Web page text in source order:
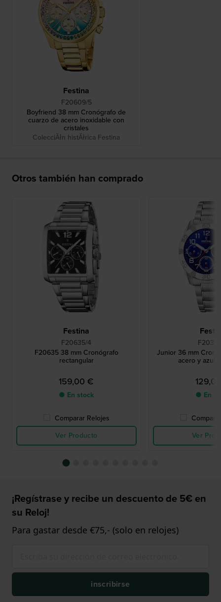
Festina
F20609/5
Boyfriend 38 mm Cronógrafo de
cuarzo de acero inoxidable con
cristales
ColecciĂłn histĂłrica Festina
Otros también han comprado
Festina
F20635/4
F20635 38 mm Cronógrafo
rectangular
159,00 €
● En stock
Comparar Relojes
Ver Producto
Junior 36 mm
acero y azul
● En
Ver
¡Regístrase y recibe un descuento de 5€ en
su Reloj!
Para gastar desde €75,- (solo en relojes)
inscribirse